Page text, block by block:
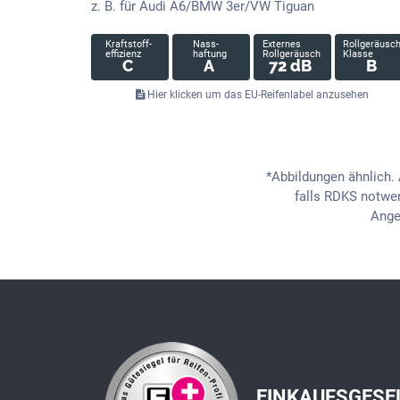
z. B. für Audi A6/BMW 3er/VW Tiguan
Kraftstoff-
effizienz
C
Nass-
haftung
A
Externes
Rollgeräusch
72 dB
Rollgeräusch
Klasse
B
Hier klicken um das EU-Reifenlabel anzusehen
*Abbildungen ähnlich.
falls RDKS